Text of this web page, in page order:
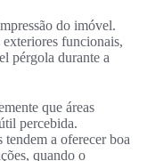
do imóvel.
funcionais,
pérgola durante a
que áreas
percebida.
a oferecer boa
quando o